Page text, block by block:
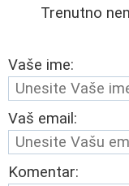
Trenutno
Vaše ime:
Vaš email:
Komentar: